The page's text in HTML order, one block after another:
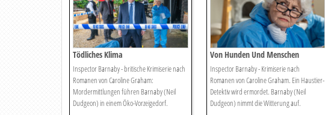
Tödliches Klima
Inspector Barnaby - britische Krimiserie nach
Romanen von Caroline Graham:
Mordermittlungen führen Barnaby (Neil
Dudgeon) in einem Öko-Vorzeigedorf.
Von Hunden Und Menschen
Inspector Barnaby - Krimiserie nach
Romanen von Caroline Graham. Ein Haustier-
Detektiv wird ermordet. Barnaby (Neil
Dudgeon) nimmt die Witterung auf.